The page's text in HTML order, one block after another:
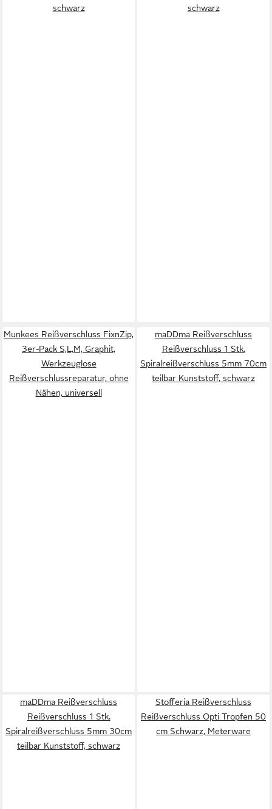
schwarz schwarz
Munkees Reißverschluss FixnZip,
3er-Pack S,L,M, Graphit,
Werkzeuglose
Reißverschlussreparatur, ohne
Nähen, universell
maDDma Reißverschluss
Reißverschluss 1 Stk.
Spiralreißverschluss 5mm 70cm
teilbar Kunststoff, schwarz
maDDma Reißverschluss
Reißverschluss 1 Stk.
Spiralreißverschluss 5mm 30cm
teilbar Kunststoff, schwarz
Stofferia Reißverschluss
Reißverschluss Opti Tropfen 50
cm Schwarz, Meterware